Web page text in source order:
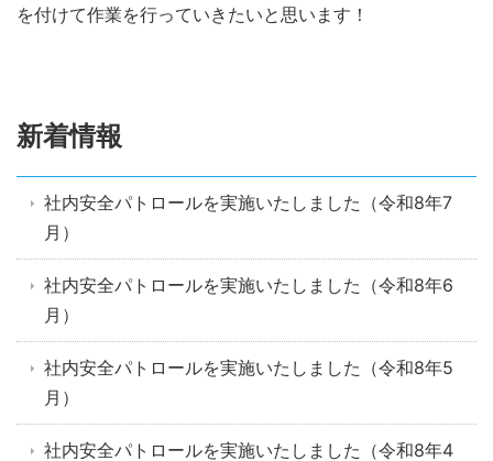
を付けて作業を行っていきたいと思います！
新着情報
社内安全パトロールを実施いたしました（令和8年7
月）
社内安全パトロールを実施いたしました（令和8年6
月）
社内安全パトロールを実施いたしました（令和8年5
月）
社内安全パトロールを実施いたしました（令和8年4